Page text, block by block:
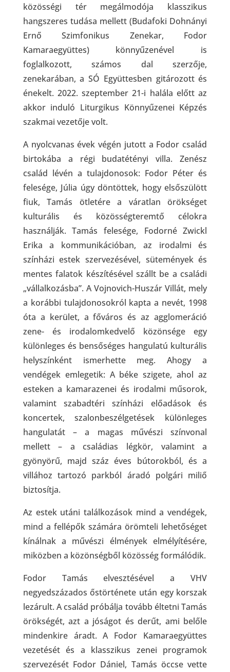
közösségi tér megálmodója klasszikus
hangszeres tudása mellett (Budafoki Dohnányi
Ernő Szimfonikus Zenekar, Fodor
Kamaraegyüttes) könnyűzenével is
foglalkozott, számos dal szerzője,
zenekarában, a SÓ Együttesben gitározott és
énekelt. 2022. szeptember 21-i halála előtt az
akkor induló Liturgikus Könnyűzenei Képzés
szakmai vezetője volt.
A nyolcvanas évek végén jutott a Fodor család
birtokába a régi budatétényi villa. Zenész
család lévén a tulajdonosok: Fodor Péter és
felesége, Júlia úgy döntöttek, hogy elsőszülött
fiuk, Tamás ötletére a váratlan örökséget
kulturális és közösségteremtő célokra
használják. Tamás felesége, Fodorné Zwickl
Erika a kommunikációban, az irodalmi és
színházi estek szervezésével, sütemények és
mentes falatok készítésével szállt be a családi
„vállalkozásba”. A Vojnovich-Huszár Villát, mely
a korábbi tulajdonosokról kapta a nevét, 1998
óta a kerület, a főváros és az agglomeráció
zene- és irodalomkedvelő közönsége egy
különleges és bensőséges hangulatú kulturális
helyszínként ismerhette meg. Ahogy a
vendégek emlegetik: A béke szigete, ahol az
esteken a kamarazenei és irodalmi műsorok,
valamint szabadtéri színházi előadások és
koncertek, szalonbeszélgetések különleges
hangulatát – a magas művészi színvonal
mellett – a családias légkör, valamint a
gyönyörű, majd száz éves bútorokból, és a
villához tartozó parkból áradó polgári miliő
biztosítja.
Az estek utáni találkozások mind a vendégek,
mind a fellépők számára örömteli lehetőséget
kínálnak a művészi élmények elmélyítésére,
miközben a közönségből közösség formálódik.
Fodor Tamás elvesztésével a VHV
negyedszázados őstörténete után egy korszak
lezárult. A család próbálja tovább éltetni Tamás
örökségét, azt a jóságot és derűt, ami belőle
mindenkire áradt. A Fodor Kamaraegyüttes
vezetését és a klasszikus zenei programok
szervezését Fodor Dániel, Tamás öccse vette